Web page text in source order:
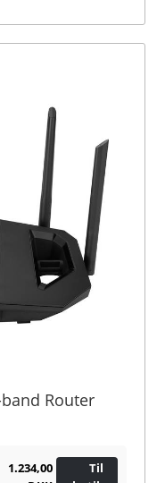
band Router
1.234,00
Til